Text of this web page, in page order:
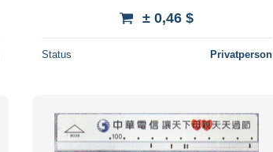
± 0,46 $
Status Privatperson